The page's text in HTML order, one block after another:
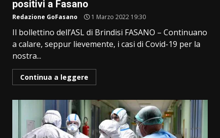
positivi a Fasano
Redazione GoFasano 1 Marzo 2022 19:30
Il bollettino dell’ASL di Brindisi FASANO – Continuano
a calare, seppur lievemente, i casi di Covid-19 per la
nostra...
Continua a leggere